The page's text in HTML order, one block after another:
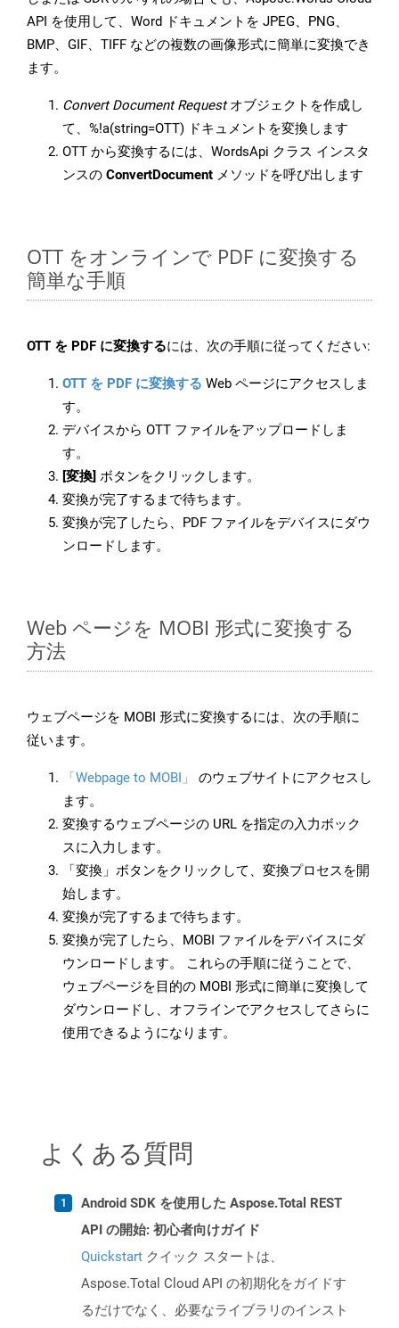
API を使用して、Word ドキュメントを JPEG、PNG、
BMP、GIF、TIFF などの複数の画像形式に簡単に変換でき
ます。
Convert Document Requestオブジェクトを作成し
て、%!a(string=OTT) ドキュメントを変換します
OTT から変換するには、WordsApi クラス インスタ
ンスの ConvertDocument メソッドを呼び出します
OTT をオンラインで PDF に変換する
簡単な手順
OTT を PDF に変換するには、次の手順に従ってください:
OTT を PDF に変換する Web ページにアクセスしま
す。
デバイスから OTT ファイルをアップロードしま
す。
[変換] ボタンをクリックします。
変換が完了するまで待ちます。
変換が完了したら、PDF ファイルをデバイスにダウ
ンロードします。
Web ページを MOBI 形式に変換する
方法
ウェブページを MOBI 形式に変換するには、次の手順に
従います。
「Webpage to MOBI」
のウェブサイトにアクセスし
ます。
変換するウェブページの URL を指定の入力ボック
スに入力します。
「変換」ボタンをクリックして、変換プロセスを開
始します。
変換が完了するまで待ちます。
変換が完了したら、MOBI ファイルをデバイスにダ
ウンロードします。 これらの手順に従うことで、
ウェブページを目的の MOBI 形式に簡単に変換して
ダウンロードし、オフラインでアクセスしてさらに
使用できるようになります。
よくある質問
Android SDK を使用した Aspose.Total REST
API の開始: 初心者向けガイド
Quickstart クイック スタートは、
Aspose.Total Cloud API の初期化をガイドす
るだけでなく、必要なライブラリのインスト